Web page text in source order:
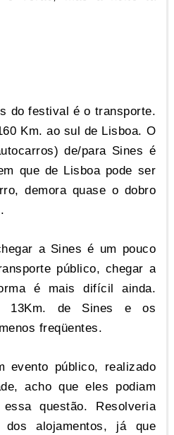
do festival é o transporte.
Km. ao sul de Lisboa. O
de/para Sines é
que de Lisboa pode ser
demora quase o dobro
a Sines é um pouco
público, chegar a
é mais difícil ainda.
13Km. de Sines e os
freqüentes.
evento público, realizado
acho que eles podiam
questão. Resolveria
dos alojamentos, já que